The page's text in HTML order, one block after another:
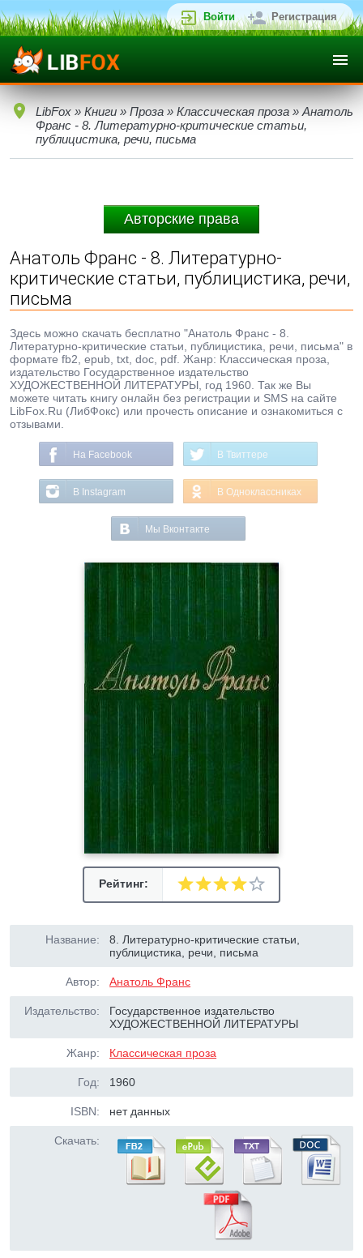
Войти Регистрация
LibFox » Книги » Проза » Классическая проза » Анатоль
Франс - 8. Литературно-критические статьи,
публицистика, речи, письма
Авторские права
Анатоль Франс - 8. Литературно-
критические статьи, публицистика, речи,
письма
Здесь можно скачать бесплатно "Анатоль Франс - 8.
Литературно-критические статьи, публицистика, речи, письма" в
формате fb2, epub, txt, doc, pdf. Жанр: Классическая проза,
издательство Государственное издательство
ХУДОЖЕСТВЕННОЙ ЛИТЕРАТУРЫ, год 1960. Так же Вы
можете читать книгу онлайн без регистрации и SMS на сайте
LibFox.Ru (ЛибФокс) или прочесть описание и ознакомиться с
отзывами.
На Facebook В Твиттере
В Instagram В Одноклассниках
Мы Вконтакте
Рейтинг:
Название:
8. Литературно-критические статьи,
публицистика, речи, письма
Автор: Анатоль Франс
Издательство:
Государственное издательство
ХУДОЖЕСТВЕННОЙ ЛИТЕРАТУРЫ
Жанр: Классическая проза
Год: 1960
ISBN: нет данных
Скачать: